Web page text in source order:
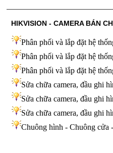
HIKVISION - CAMERA BÁN
Phân phối và lắp đặt hệ
Phân phối và lắp đặt hệ
Phân phối và lắp đặt hệ
Sửa chữa camera, đầu ghi
Sửa chữa camera, đầu ghi
Sửa chữa camera, đầu ghi
Chuông hình - Chuông cửa